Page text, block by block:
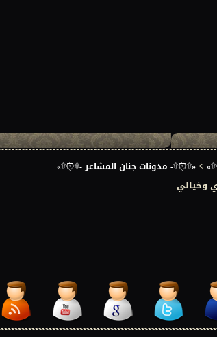
>«۩۞۩- مدونات جنان المشاعر -۩۞۩»
وخيالي